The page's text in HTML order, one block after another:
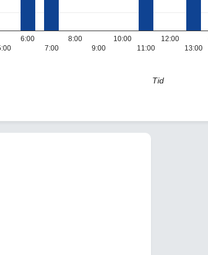
6:00
7:00
8:00
9:00
10:00
11:00
12:00
13:00
Tid